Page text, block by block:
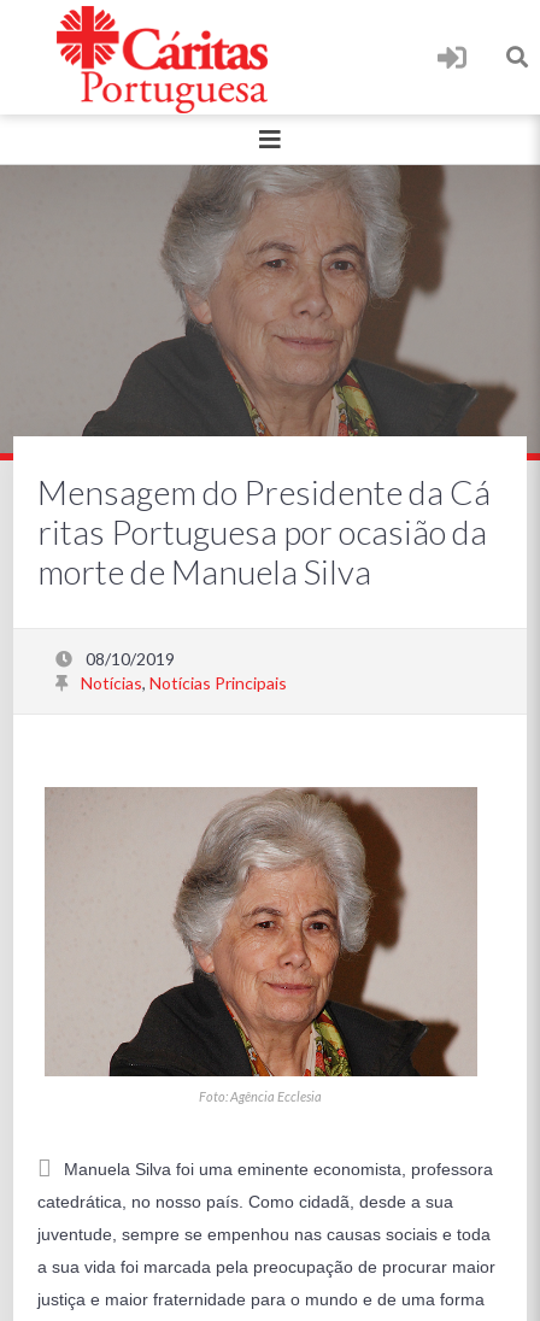
Mensagem do Presidente da Cá
ritas Portuguesa por ocasião da
morte de Manuela Silva
08/10/2019
Notícias,Notícias Principais
Foto: Agência Ecclesia
Manuela Silva foi uma eminente economista, professora
catedrática, no nosso país. Como cidadã, desde a sua
juventude, sempre se empenhou nas causas sociais e toda
a sua vida foi marcada pela preocupação de procurar maior
justiça e maior fraternidade para o mundo e de uma forma